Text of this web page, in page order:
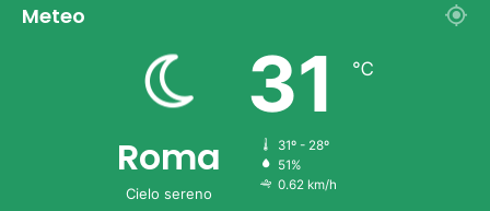
Meteo
Roma
Cielo sereno
31 ℃
31º - 28º
51%
0.62 km/h